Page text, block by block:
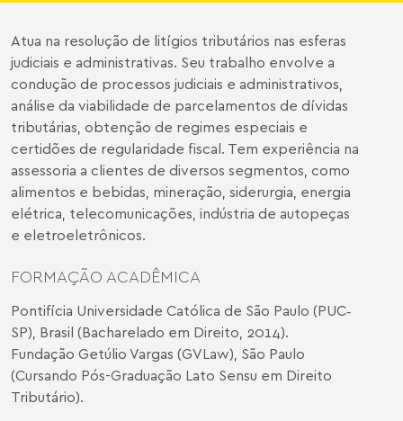
Atua na resolução de litígios tributários nas esferas
judiciais e administrativas. Seu trabalho envolve a
condução de processos judiciais e administrativos,
análise da viabilidade de parcelamentos de dívidas
tributárias, obtenção de regimes especiais e
certidões de regularidade fiscal. Tem experiência na
assessoria a clientes de diversos segmentos, como
alimentos e bebidas, mineração, siderurgia, energia
elétrica, telecomunicações, indústria de autopeças
e eletroeletrônicos.
FORMAÇÃO ACADÊMICA
Pontifícia Universidade Católica de São Paulo (PUC‐
SP), Brasil (Bacharelado em Direito, 2014).
Fundação Getúlio Vargas (GVLaw), São Paulo
(Cursando Pós-Graduação Lato Sensu em Direito
Tributário).